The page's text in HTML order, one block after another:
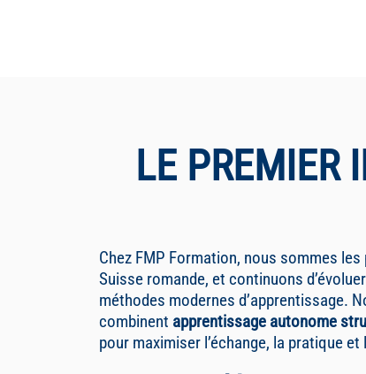
LE PREMIER
Chez FMP Formation, nous sommes
Suisse romande, et continuons
méthodes modernes d’apprentissage.
combinent apprentissage autonome
pour maximiser l’échange, la pratique et